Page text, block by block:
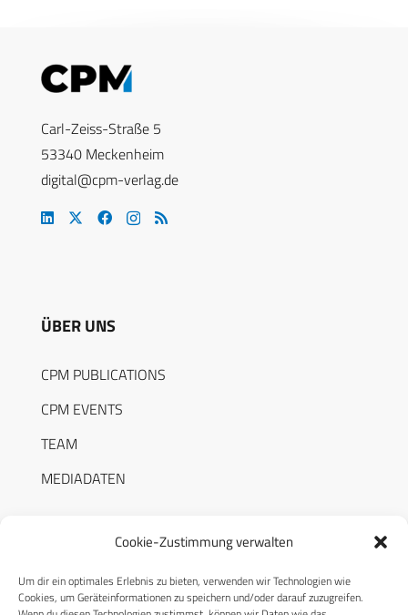
Cookie-Zustimmung verwalten
Um dir ein optimales Erlebnis zu bieten, verwenden wir Technologien wie
Cookies, um Geräteinformationen zu speichern und/oder darauf zuzugreifen.
Carl-Zeiss-Straße 5
53340 Meckenheim
digital@cpm-verlag.de
ÜBER UNS
CPM PUBLICATIONS
CPM EVENTS
TEAM
MEDIADATEN
RECHTLICHES